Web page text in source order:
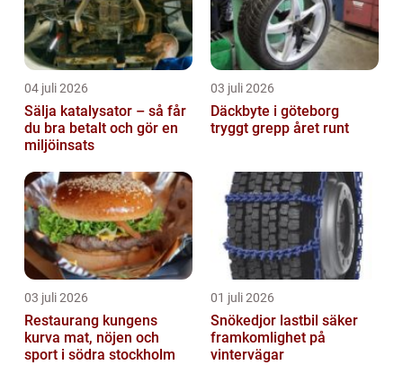
04 juli 2026
Sälja katalysator – så får
du bra betalt och gör en
miljöinsats
03 juli 2026
Däckbyte i göteborg
tryggt grepp året runt
03 juli 2026
Restaurang kungens
kurva mat, nöjen och
sport i södra stockholm
01 juli 2026
Snökedjor lastbil säker
framkomlighet på
vintervägar